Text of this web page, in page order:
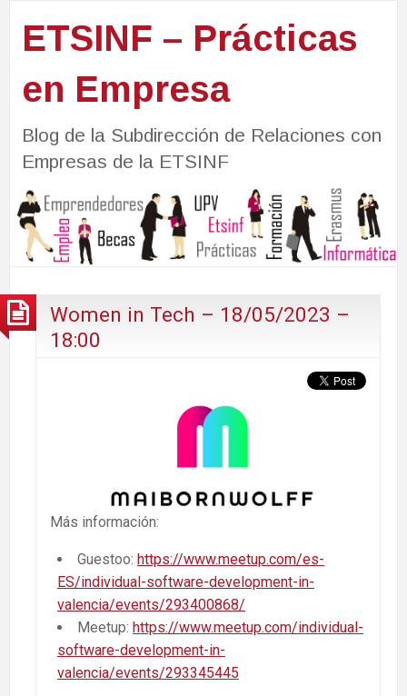
ETSINF – Prácticas
en Empresa
Blog de la Subdirección de Relaciones con
Empresas de la ETSINF
Women in Tech – 18/05/2023 –
18:00
Más información:
Guestoo: https://www.meetup.com/es-
ES/individual-software-development-in-
valencia/events/293400868/
Meetup: https://www.meetup.com/individual-
software-development-in-
valencia/events/293345445